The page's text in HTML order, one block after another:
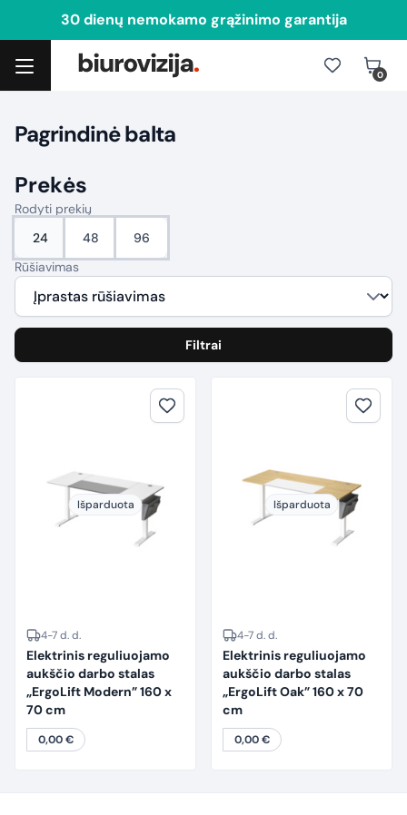
30 dienų nemokamo grąžinimo garantija
0
Pagrindinė balta
Prekės
Rodyti prekių
24
48
96
Rūšiavimas
Filtrai
Išparduota
4-7 d. d.
Elektrinis reguliuojamo
aukščio darbo stalas
„ErgoLift Modern” 160 x
70 cm
0,00€
Išparduota
4-7 d. d.
Elektrinis reguliuojamo
aukščio darbo stalas
„ErgoLift Oak” 160 x 70
cm
0,00€